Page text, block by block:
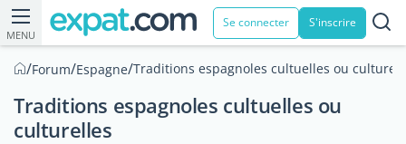
MENU
Se connecter S'inscrire
/Forum/Espagne/Traditions espagnoles cultuelles ou
Traditions espagnoles cultuelles ou
culturelles